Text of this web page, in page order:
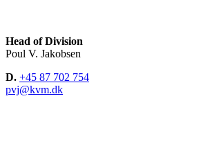
Head of Division
Poul V. Jakobsen
D. +45 87 702 754
pvj@kvm.dk